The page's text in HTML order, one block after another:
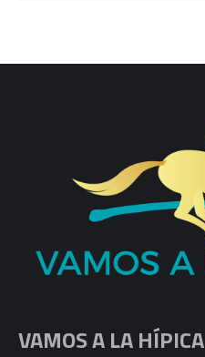
VAMOS A LA HÍPICA